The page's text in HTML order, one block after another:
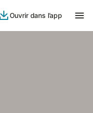
Ouvrir dans l’app